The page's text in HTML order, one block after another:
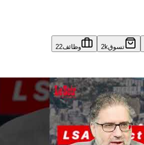
تسوق2k وظائف22